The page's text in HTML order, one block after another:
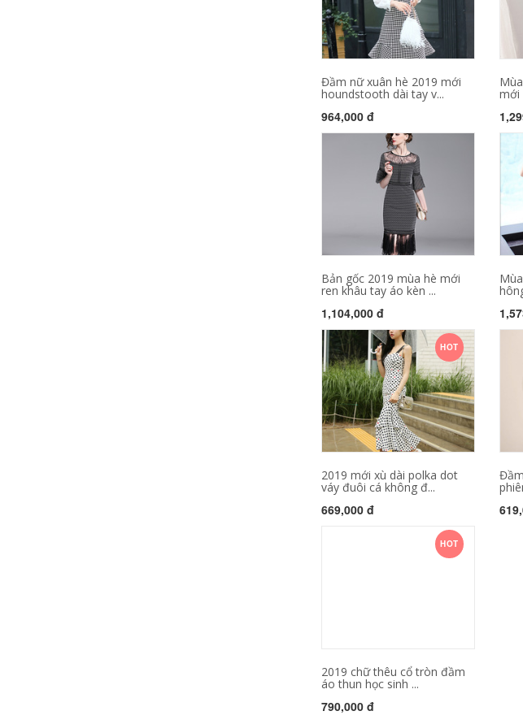
Đầm nữ xuân hè 2019 mới
houndstooth dài tay v...
964,000 đ
mới
Bản gốc 2019 mùa hè mới
ren khâu tay áo kèn ...
1,104,000 đ
HOT
2019 mới xù dài polka dot
váy đuôi cá không đ...
669,000 đ
HOT
2019 chữ thêu cổ tròn đầm
áo thun học sinh ...
790,000 đ